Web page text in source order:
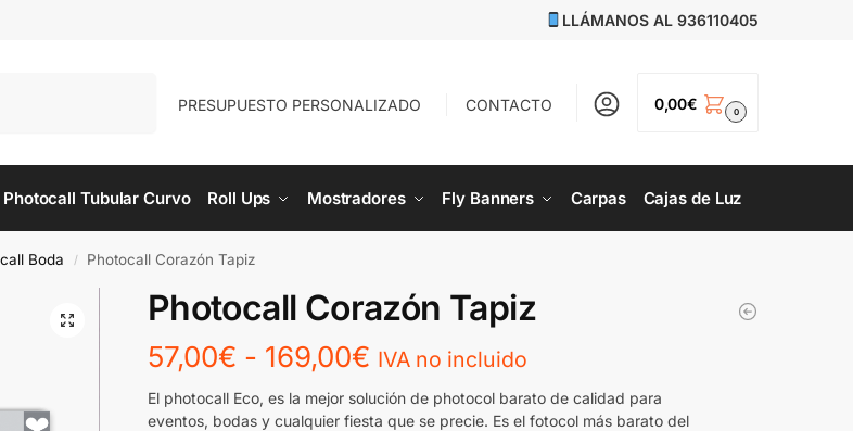
LLÁMANOS AL 936110405
PRESUPUESTO PERSONALIZADO CONTACTO 0,00€ 0
Photocall Tubular Curvo Roll Ups Mostradores Fly Banners Carpas Cajas de Luz
Boda / Photocall Corazón Tapiz
Photocall Corazón Tapiz
57,00€ - 169,00€ IVA no incluido
El photocall Eco, es la mejor solución de photocol barato de calidad para
eventos, bodas y cualquier fiesta que se precie. Es el fotocol más barato del